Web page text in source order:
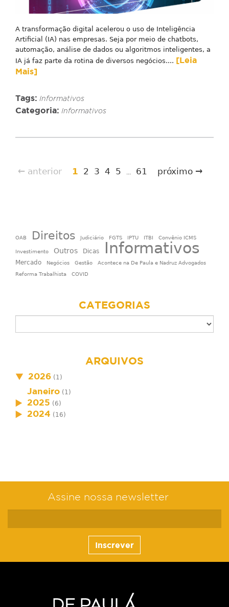
A transformação digital acelerou o uso de Inteligência
Artificial (IA) nas empresas. Seja por meio de chatbots,
automação, análise de dados ou algoritmos inteligentes, a
IA já faz parte da rotina de diversos negócios.... [Leia
Mais]
Tags: Informativos
Categoria: Informativos
← anterior 1 2 3 4 5 61 próximo →
OAB Direitos Judiciário FGTS IPTU ITBI Convênio ICMS
Investimento Outros Dicas Informativos
Mercado Negócios Gestão
Acontece na De Paula e Nadruz Advogados
Reforma Trabalhista
COVID
CATEGORIAS
ARQUIVOS
2026 (1)
Janeiro (1)
2025 (6)
2024 (16)
Assine nossa newsletter
Inscrever